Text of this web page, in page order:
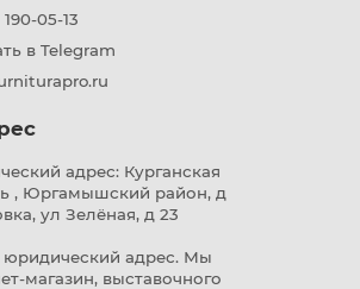
190-05-13
в Telegram
адрес: Курганская
, Юргамышский район, д
ул Зелёная, д 23
юридический адрес. Мы
магазин, выставочного